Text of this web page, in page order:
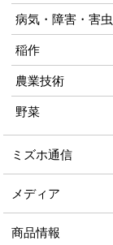
病気・障害・害虫
稲作
農業技術
野菜
ミズホ通信
メディア
商品情報